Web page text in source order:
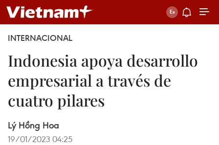
INTERNACIONAL
Indonesia apoya desarrollo
empresarial a través de
cuatro pilares
Lý Hồng Hoa
19/01/2023 04:25